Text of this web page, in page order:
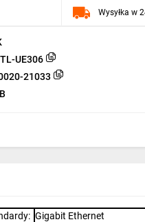
TL-UE306
21033
Wysyłka w
: Gigabit Ethernet